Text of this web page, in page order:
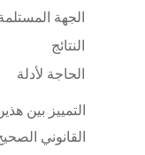
الجهة
النتائج
الحاجة لأدلة
التمييز بين
القانوني